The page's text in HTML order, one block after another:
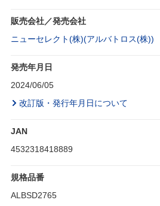
販売会社／発売会社
ニューセレクト(株)(アルバトロス(株))
発売年月日
2024/06/05
改訂版・発行年月日について
JAN
4532318418889
規格品番
ALBSD2765